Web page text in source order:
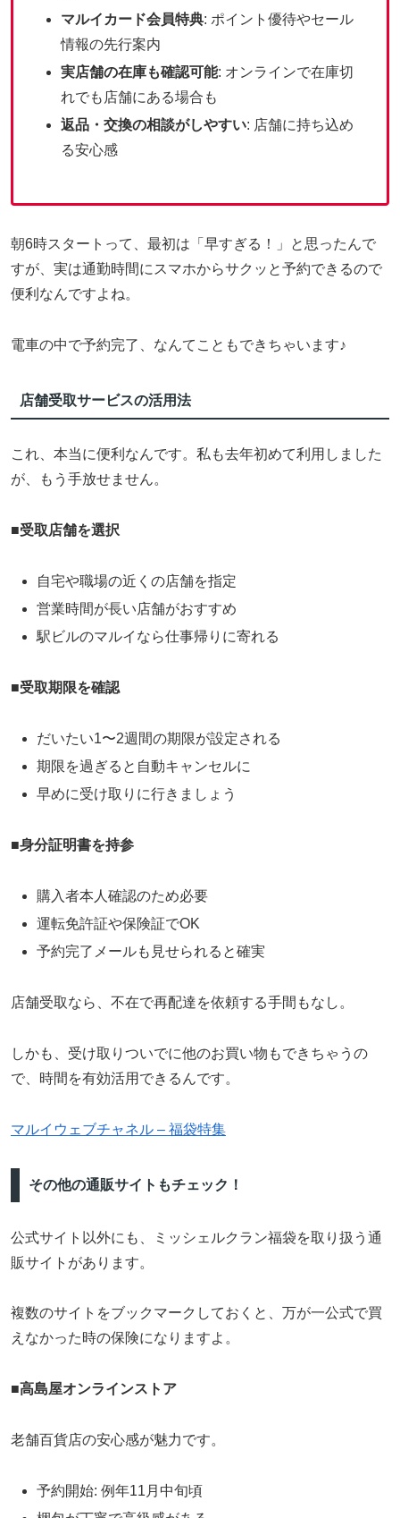
マルイカード会員特典: ポイント優待やセール
情報の先行案内
実店舗の在庫も確認可能: オンラインで在庫切
れでも店舗にある場合も
返品・交換の相談がしやすい: 店舗に持ち込め
る安心感
朝6時スタートって、最初は「早すぎる！」と思ったんで
すが、実は通勤時間にスマホからサクッと予約できるので
便利なんですよね。
電車の中で予約完了、なんてこともできちゃいます♪
店舗受取サービスの活用法
これ、本当に便利なんです。私も去年初めて利用しました
が、もう手放せません。
■受取店舗を選択
自宅や職場の近くの店舗を指定
営業時間が長い店舗がおすすめ
駅ビルのマルイなら仕事帰りに寄れる
■受取期限を確認
だいたい1〜2週間の期限が設定される
期限を過ぎると自動キャンセルに
早めに受け取りに行きましょう
■身分証明書を持参
購入者本人確認のため必要
運転免許証や保険証でOK
予約完了メールも見せられると確実
店舗受取なら、不在で再配達を依頼する手間もなし。
しかも、受け取りついでに他のお買い物もできちゃうの
で、時間を有効活用できるんです。
マルイウェブチャネル – 福袋特集
その他の通販サイトもチェック！
公式サイト以外にも、ミッシェルクラン福袋を取り扱う通
販サイトがあります。
複数のサイトをブックマークしておくと、万が一公式で買
えなかった時の保険になりますよ。
■高島屋オンラインストア
老舗百貨店の安心感が魅力です。
予約開始: 例年11月中旬頃